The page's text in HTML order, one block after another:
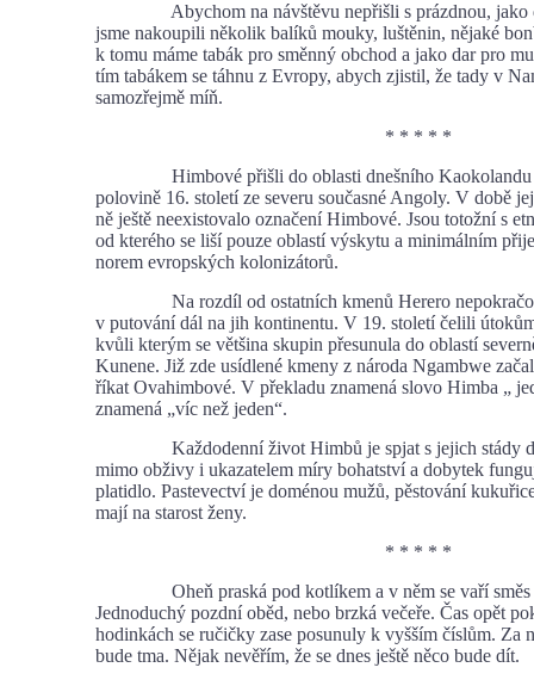
Abychom na návštěvu nepřišli s prázdnou, jako
jsme nakoupili několik balíků mouky, luštěnin, nějaké
k tomu máme tabák pro směnný obchod a jako dar pro
tím tabákem se táhnu z Evropy, abych zjistil, že tady v
samozřejmě míň.
* * * * *
Himbové přišli do oblasti dnešního Kaokolandu
polovině 16. století ze severu současné Angoly. V době
ně ještě neexistovalo označení Himbové. Jsou totožní s
od kterého se liší pouze oblastí výskytu a minimálním
norem evropských kolonizátorů.
Na rozdíl od ostatních kmenů Herero
v putování dál na jih kontinentu. V 19. století čelili
kvůli kterým se většina skupin přesunula do oblastí
Kunene. Již zde usídlené kmeny z národa Ngambwe
říkat Ovahimbové. V překladu znamená slovo Himba „
znamená „víc než jeden“.
Každodenní život Himbů je spjat s jejich stády
mimo obživy i ukazatelem míry bohatství a dobytek
platidlo. Pastevectví je doménou mužů, pěstování
mají na starost ženy.
* * * * *
Oheň praská pod kotlíkem a v něm se vaří směs
Jednoduchý pozdní oběd, nebo brzká večeře. Čas opět
hodinkách se ručičky zase posunuly k vyšším číslům. Za
bude tma. Nějak nevěřím, že se dnes ještě něco bude dít.